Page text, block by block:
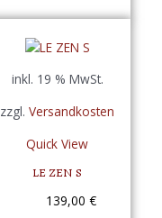
inkl. 19 % MwSt.
zzgl.Versandkosten
Quick View
LE ZEN S
139,00 €